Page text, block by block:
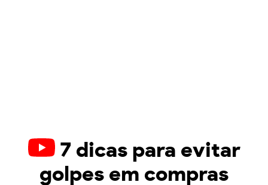
7 dicas para evitar
golpes em compras